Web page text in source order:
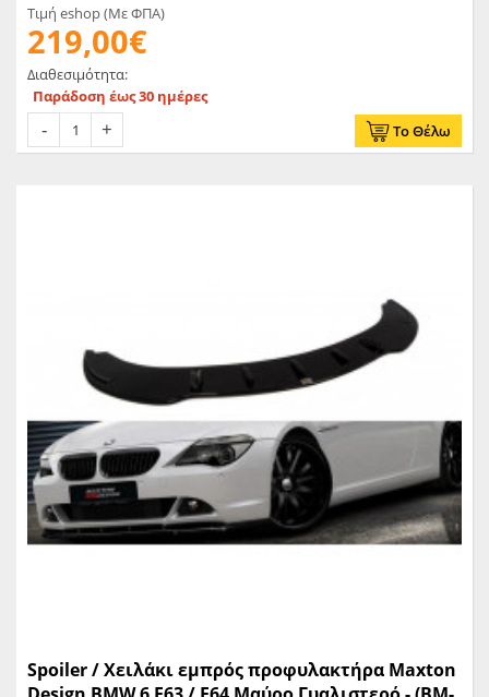
Τιμή eshop (Με ΦΠΑ)
219,00€
Διαθεσιμότητα:
Παράδοση έως 30 ημέρες
Το Θέλω
Spoiler / Χειλάκι εμπρός προφυλακτήρα Maxton